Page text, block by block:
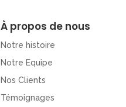
À propos de nous
Notre histoire
Notre Equipe
Nos Clients
Témoignages